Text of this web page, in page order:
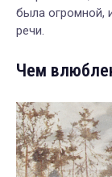
была огромной,
речи.
Чем